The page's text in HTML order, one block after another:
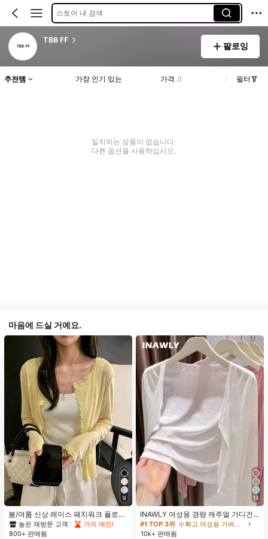
스토어 내 검색
TBB FF
팔로잉
추천템 가장 인기 있는 가격 필터
일치하는 상품이 없습니다.
다른 옵션을 사용하십시오.
마음에 드실 거예요.
9
봄/여름 신상 레이스 패치워크 플로럴
트림 소프트 니트 가디건 경량 재킷 탑
여성용, 코티지코어 옐로우
높은 재방문 고객
거의 매진!
800+ 판매됨
14
INAWLY 여성용 경량 캐주얼 가디건,
여름
#1 TOP 3위
수확고 여성용 가벼운 카디건
10k+ 판매됨